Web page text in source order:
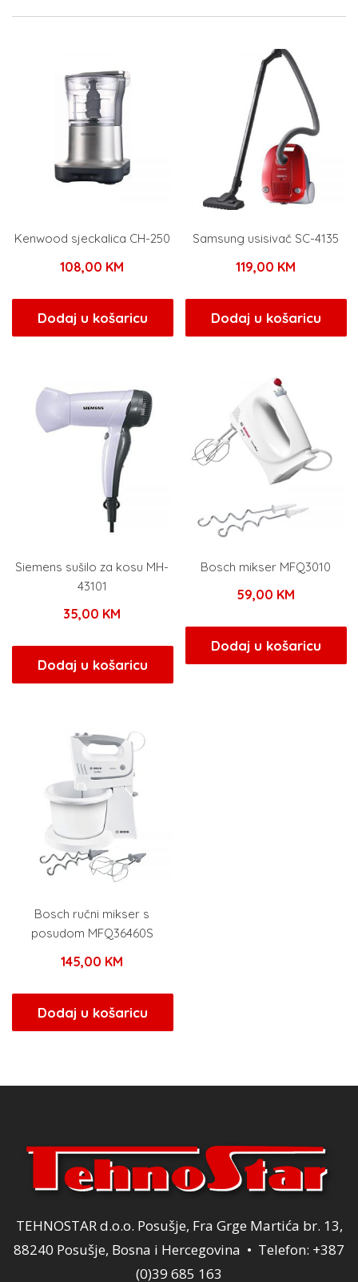
Kenwood sjeckalica CH-250
108,00 KM
Dodaj u košaricu
Samsung usisivač SC-4135
119,00 KM
Dodaj u košaricu
Siemens sušilo za kosu MH-
43101
35,00 KM
Dodaj u košaricu
Bosch mikser MFQ3010
59,00 KM
Dodaj u košaricu
Bosch ručni mikser s
posudom MFQ36460S
145,00 KM
Dodaj u košaricu
TEHNOSTAR d.o.o. Posušje, Fra Grge Martića br. 13,
88240 Posušje, Bosna i Hercegovina • Telefon: +387
(0)39 685 163